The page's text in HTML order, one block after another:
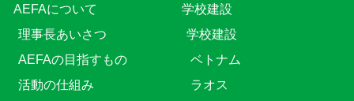
AEFAについて
理事長あいさつ
AEFAの目指すもの
活動の仕組み
学校建設
学校建設
ベトナム
ラオス